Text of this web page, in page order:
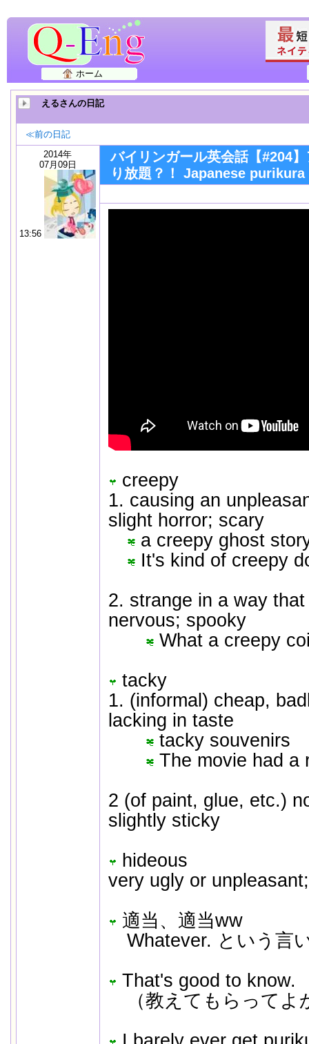
ホーム
えるさんの日記
≪前の日記
2014年
07月09日
13:56
バイリンガール英会話【#204
り放題？！ Japanese
creepy
1. causing an
slight horror; scary
a creepy ghost
It's kind of creepy
2. strange in a way
nervous; spooky
What a creepy
tacky
1. (informal) cheap,
lacking in taste
tacky souvenirs
The movie had a
2 (of paint, glue, etc.)
slightly sticky
hideous
very ugly or
適当、適当ww
Whatever. という言
That's good to know.
（教えてもらってよ